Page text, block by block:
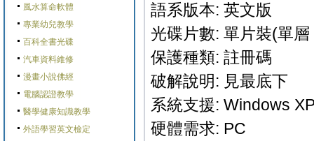
風水算命軟體
專業幼兒教學
百科全書光碟
汽車資料維修
漫畫小說佛經
電腦認證教學
醫學健康知識教學
外語學習英文檢定
語系版本: 英文版
光碟片數: 單片裝(單
保護種類: 註冊碼
破解說明: 見最底下
系統支援: Windows
硬體需求: PC